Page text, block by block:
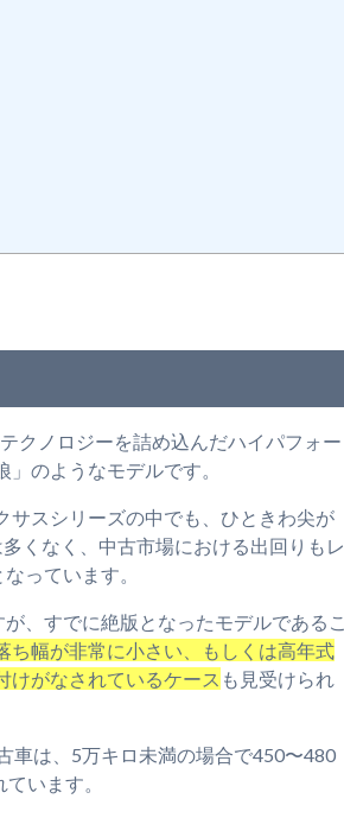
クノロジーを詰め込んだハイパフォー
のようなモデルです。
サスシリーズの中でも、ひときわ尖が
くなく、中古市場における出回りもレ
っています。
、すでに絶版となったモデルであるこ
ち幅が非常に小さい、もしくは高年式
けがなされているケース も見受けられ
車は、5万キロ未満の場合で450〜480
います。